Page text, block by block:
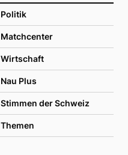
Politik
Matchcenter
Wirtschaft
Nau Plus
Stimmen der Schweiz
Themen